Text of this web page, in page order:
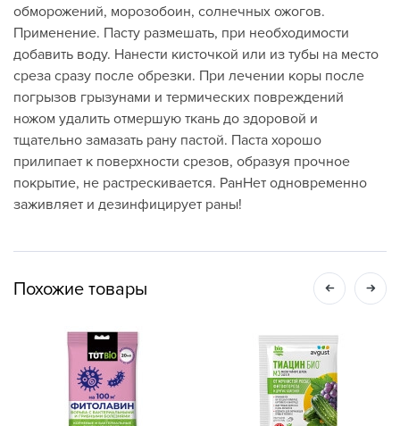
обморожений, морозобоин, солнечных ожогов.
Применение. Пасту размешать, при необходимости
добавить воду. Нанести кисточкой или из тубы на место
среза сразу после обрезки. При лечении коры после
погрызов грызунами и термических повреждений
ножом удалить отмершую ткань до здоровой и
тщательно замазать рану пастой. Паста хорошо
прилипает к поверхности срезов, образуя прочное
покрытие, не растрескивается. РанНет одновременно
заживляет и дезинфицирует раны!
Похожие товары